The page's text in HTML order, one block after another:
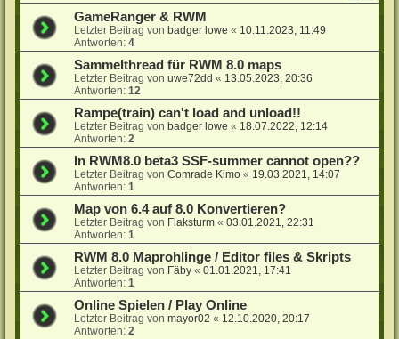
GameRanger & RWM
Letzter Beitrag von badger lowe « 10.11.2023, 11:49
Antworten:4
Sammelthread für RWM 8.0 maps
Letzter Beitrag vonuwe72dd « 13.05.2023, 20:36
Antworten:12
Rampe(train) can't load and unload!!
Letzter Beitrag von badger lowe « 18.07.2022, 12:14
Antworten:2
In RWM8.0 beta3 SSF-summer cannot open??
Letzter Beitrag vonComrade Kimo « 19.03.2021, 14:07
Antworten:1
Map von 6.4 auf 8.0 Konvertieren?
Letzter Beitrag von Flaksturm «03.01.2021, 22:31
Antworten:1
RWM 8.0 Maprohlinge / Editor files & Skripts
Letzter Beitrag von Fäby «01.01.2021, 17:41
Antworten:1
Online Spielen / Play Online
Letzter Beitrag vonmayor02 « 12.10.2020, 20:17
Antworten:2